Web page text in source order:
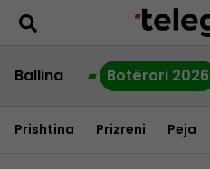
Ballina Botërori 2026
Prishtina Prizreni Peja